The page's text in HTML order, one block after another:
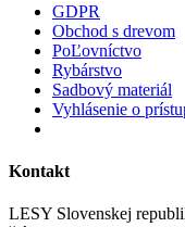
GDPR
Obchod s drevom
PoĽovníctvo
Rybárstvo
Sadbový materiál
Vyhlásenie o
Kontakt
LESY Slovenskej